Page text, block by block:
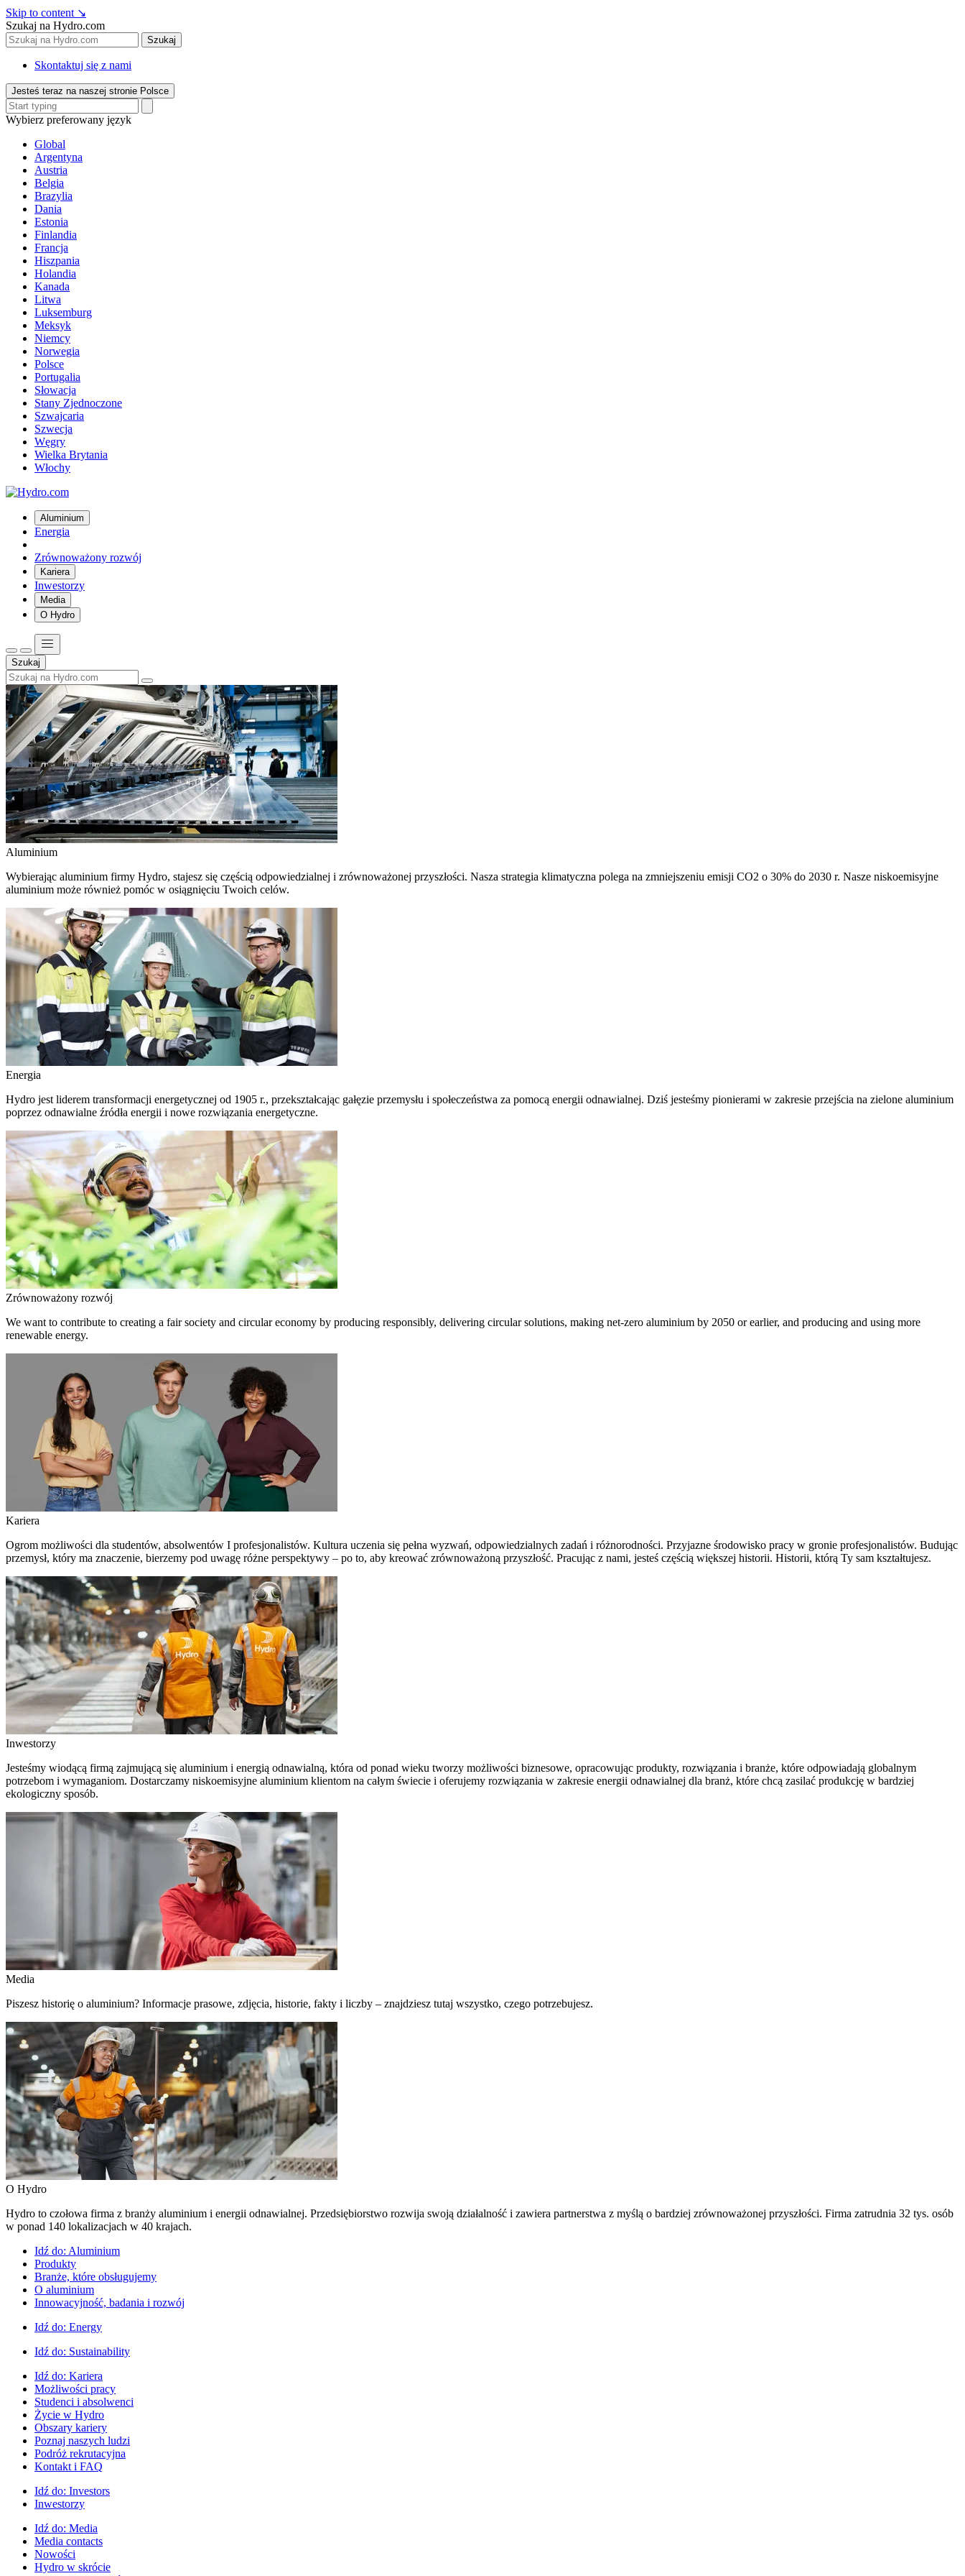
Skip to content ↘
Szukaj na Hydro.com
Szukaj
Skontaktuj się z nami
Jesteś teraz na naszej stronie Polsce
Wybierz preferowany język
Global
Argentyna
Austria
Belgia
Brazylia
Dania
Estonia
Finlandia
Francja
Hiszpania
Holandia
Kanada
Litwa
Luksemburg
Meksyk
Niemcy
Norwegia
Polsce
Portugalia
Słowacja
Stany Zjednoczone
Szwajcaria
Szwecja
Węgry
Wielka Brytania
Włochy
Aluminium
Energia
Zrównoważony rozwój
Kariera
Inwestorzy
Media
O Hydro
Szukaj
Aluminium
Wybierając aluminium firmy Hydro, stajesz się częścią odpowiedzialnej i zrównoważonej przyszłości. Nasza strategia klimatyczna polega na zmniejszeniu emisji CO2 o 30% do 2030 r. Nasze niskoemisyjne
aluminium może również pomóc w osiągnięciu Twoich celów.
Energia
Hydro jest liderem transformacji energetycznej od 1905 r., przekształcając gałęzie przemysłu i społeczeństwa za pomocą energii odnawialnej. Dziś jesteśmy pionierami w zakresie przejścia na zielone aluminium
poprzez odnawialne źródła energii i nowe rozwiązania energetyczne.
Zrównoważony rozwój
We want to contribute to creating a fair society and circular economy by producing responsibly, delivering circular solutions, making net-zero aluminium by 2050 or earlier, and producing and using more
renewable energy.
Kariera
Ogrom możliwości dla studentów, absolwentów I profesjonalistów. Kultura uczenia się pełna wyzwań, odpowiedzialnych zadań i różnorodności. Przyjazne środowisko pracy w gronie profesjonalistów. Budując
przemysł, który ma znaczenie, bierzemy pod uwagę różne perspektywy – po to, aby kreować zrównoważoną przyszłość. Pracując z nami, jesteś częścią większej historii. Historii, którą Ty sam kształtujesz.
Inwestorzy
Jesteśmy wiodącą firmą zajmującą się aluminium i energią odnawialną, która od ponad wieku tworzy możliwości biznesowe, opracowując produkty, rozwiązania i branże, które odpowiadają globalnym
potrzebom i wymaganiom. Dostarczamy niskoemisyjne aluminium klientom na całym świecie i oferujemy rozwiązania w zakresie energii odnawialnej dla branż, które chcą zasilać produkcję w bardziej
ekologiczny sposób.
Media
Piszesz historię o aluminium? Informacje prasowe, zdjęcia, historie, fakty i liczby – znajdziesz tutaj wszystko, czego potrzebujesz.
O Hydro
Hydro to czołowa firma z branży aluminium i energii odnawialnej. Przedsiębiorstwo rozwija swoją działalność i zawiera partnerstwa z myślą o bardziej zrównoważonej przyszłości. Firma zatrudnia 32 tys. osób
w ponad 140 lokalizacjach w 40 krajach.
Idź do: Aluminium
Produkty
Branże, które obsługujemy
O aluminium
Innowacyjność, badania i rozwój
Idź do: Energy
Idź do: Sustainability
Idź do: Kariera
Możliwości pracy
Studenci i absolwenci
Życie w Hydro
Obszary kariery
Poznaj naszych ludzi
Podróż rekrutacyjna
Kontakt i FAQ
Idź do: Investors
Inwestorzy
Idź do: Media
Media contacts
Nowości
Hydro w skrócie